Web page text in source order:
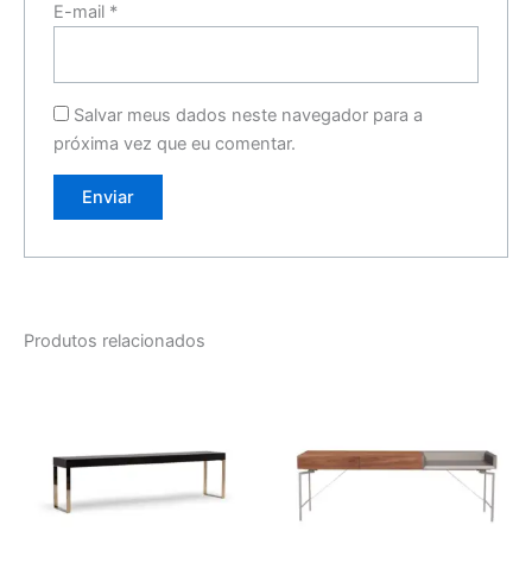
E-mail *
Salvar meus dados neste navegador para a
próxima vez que eu comentar.
Produtos relacionados